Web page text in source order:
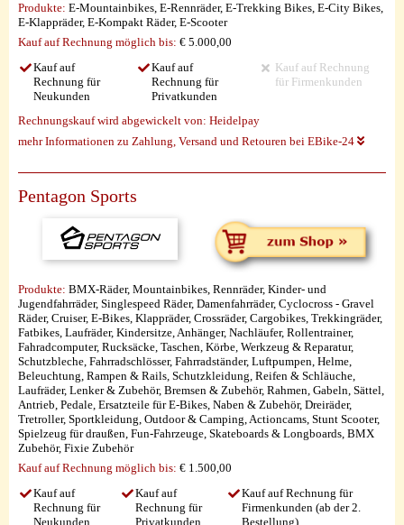
Produkte: E-Mountainbikes, E-Rennräder, E-Trekking Bikes, E-City Bikes,
E-Klappräder, E-Kompakt Räder, E-Scooter
Kauf auf Rechnung möglich bis: € 5.000,00
Kauf auf
Rechnung für
Neukunden
Kauf auf
Rechnung für
Privatkunden
Kauf auf Rechnung
für Firmenkunden
Rechnungskauf wird abgewickelt von: Heidelpay
mehr Informationen zu Zahlung, Versand und Retouren bei EBike-24
Pentagon Sports
Produkte: BMX-Räder, Mountainbikes, Rennräder, Kinder- und
Jugendfahrräder, Singlespeed Räder, Damenfahrräder, Cyclocross - Gravel
Räder, Cruiser, E-Bikes, Klappräder, Crossräder, Cargobikes, Trekkingräder,
Fatbikes, Laufräder, Kindersitze, Anhänger, Nachläufer, Rollentrainer,
Fahradcomputer, Rucksäcke, Taschen, Körbe, Werkzeug & Reparatur,
Schutzbleche, Fahrradschlösser, Fahrradständer, Luftpumpen, Helme,
Beleuchtung, Rampen & Rails, Schutzkleidung, Reifen & Schläuche,
Laufräder, Lenker & Zubehör, Bremsen & Zubehör, Rahmen, Gabeln, Sättel,
Antrieb, Pedale, Ersatzteile für E-Bikes, Naben & Zubehör, Dreiräder,
Tretroller, Sportkleidung, Outdoor & Camping, Actioncams, Stunt Scooter,
Spielzeug für draußen, Fun-Fahrzeuge, Skateboards & Longboards, BMX
Zubehör, Fixie Zubehör
Kauf auf Rechnung möglich bis: € 1.500,00
Kauf auf
Rechnung für
Neukunden
Kauf auf
Rechnung für
Privatkunden
Kauf auf Rechnung für
Firmenkunden (ab der 2.
Bestellung)